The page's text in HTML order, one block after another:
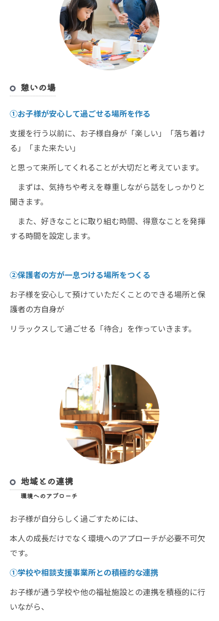
憩いの場
①お子様が安心して過ごせる場所を作る
支援を行う以前に、お子様自身が「楽しい」「落ち着け
る」「また来たい」
と思って来所してくれることが大切だと考えています。
まずは、気持ちや考えを尊重しながら話をしっかりと
聞きます。
また、好きなことに取り組む時間、得意なことを発揮
する時間を設定します。
②保護者の方が一息つける場所をつくる
お子様を安心して預けていただくことのできる場所と保
護者の方自身が
リラックスして過ごせる「待合」を作っていきます。
地域との連携
環境へのアプローチ
お子様が自分らしく過ごすためには、
本人の成長だけでなく環境へのアプローチが必要不可欠
です。
①学校や相談支援事業所との積極的な連携
お子様が通う学校や他の福祉施設との連携を積極的に行
いながら、